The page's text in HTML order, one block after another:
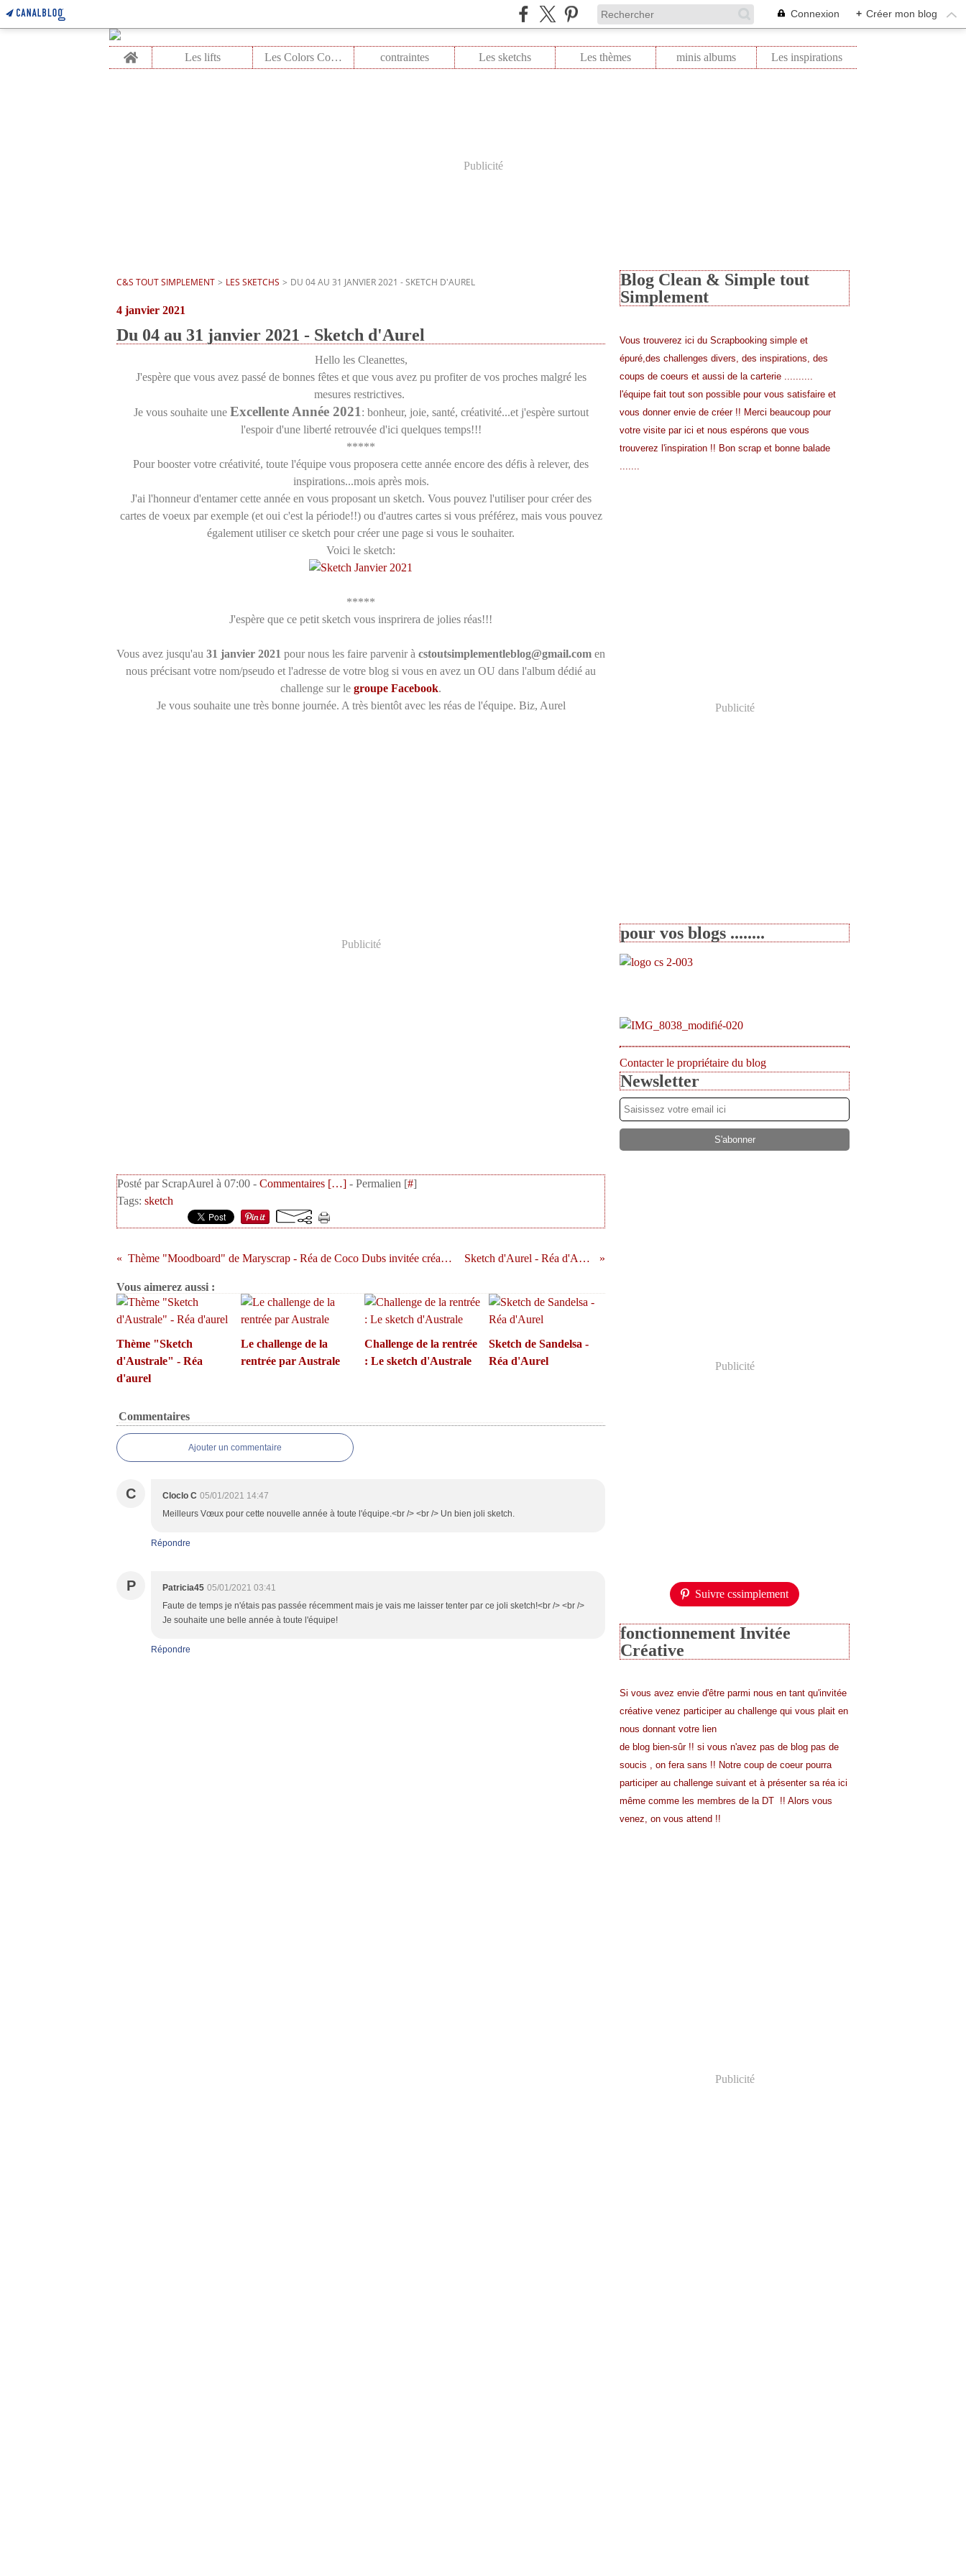
Connexion + Créer mon blog
Home Les lifts Les Colors Combo contraintes Les sketchs Les thèmes minis albums Les inspirations
Publicité
C&S TOUT SIMPLEMENT > LES SKETCHS > DU 04 AU 31 JANVIER 2021 - SKETCH D'AUREL
4 janvier 2021
Du 04 au 31 janvier 2021 - Sketch d'Aurel
Hello les Cleanettes,
J'espère que vous avez passé de bonnes fêtes et que vous avez pu profiter de vos proches malgré les
mesures restrictives.
Je vous souhaite une Excellente Année 2021 : bonheur, joie, santé, créativité...et j'espère surtout
l'espoir d'une liberté retrouvée d'ici quelques temps!!!
*****
Pour booster votre créativité, toute l'équipe vous proposera cette année encore des défis à relever, des
inspirations...mois après mois.
J'ai l'honneur d'entamer cette année en vous proposant un sketch. Vous pouvez l'utiliser pour créer des
cartes de voeux par exemple (et oui c'est la période!!) ou d'autres cartes si vous préférez, mais vous pouvez
également utiliser ce sketch pour créer une page si vous le souhaiter.
Voici le sketch:
*****
J'espère que ce petit sketch vous insprirera de jolies réas!!!
Vous avez jusqu'au 31 janvier 2021 pour nous les faire parvenir à cstoutsimplementleblog@gmail.com en
nous précisant votre nom/pseudo et l'adresse de votre blog si vous en avez un OU dans l'album dédié au
challenge sur le groupe Facebook.
Je vous souhaite une très bonne journée. A très bientôt avec les réas de l'équipe. Biz, Aurel
Publicité
Posté par ScrapAurel à 07:00 - Commentaires […] - Permalien [#]
Tags: sketch
Thème "Moodboard" de Maryscrap - Réa de Coco Dubs invitée créative Sketch d'Aurel - Réa d'Aurel
Vous aimerez aussi :
Thème "Sketch
d'Australe" - Réa
d'aurel
Le challenge de la
rentrée par Australe
Challenge de la rentrée
: Le sketch d'Australe
Sketch de Sandelsa -
Réa d'Aurel
Commentaires
Ajouter un commentaire
C Cloclo C 05/01/2021 14:47
Meilleurs Vœux pour cette nouvelle année à toute l'équipe.<br /> <br /> Un bien joli sketch.
Répondre
P Patricia45 05/01/2021 03:41
Faute de temps je n'étais pas passée récemment mais je vais me laisser tenter par ce joli sketch!<br /> <br />
Je souhaite une belle année à toute l'équipe!
Répondre
Blog Clean & Simple tout
Simplement
Vous trouverez ici du Scrapbooking simple et
épuré,des challenges divers, des inspirations, des
coups de coeurs et aussi de la carterie ..........
l'équipe fait tout son possible pour vous satisfaire et
vous donner envie de créer !! Merci beaucoup pour
votre visite par ici et nous espérons que vous
trouverez l'inspiration !! Bon scrap et bonne balade
.......
Publicité
pour vos blogs ........
Contacter le propriétaire du blog
Newsletter
Publicité
Suivre cssimplement
fonctionnement Invitée
Créative
Si vous avez envie d'être parmi nous en tant qu'invitée
créative venez participer au challenge qui vous plait en
nous donnant votre lien
de blog bien-sûr !! si vous n'avez pas de blog pas de
soucis , on fera sans !! Notre coup de coeur pourra
participer au challenge suivant et à présenter sa réa ici
même comme les membres de la DT !! Alors vous
venez, on vous attend !!
Publicité